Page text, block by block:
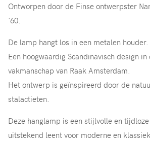
Ontworpen door de Finse ontwerpster
'60.
De lamp hangt los in een metalen houder.
Een hoogwaardig Scandinavisch design
vakmanschap van Raak Amsterdam.
Het ontwerp is geïnspireerd door de
stalactieten.
Deze hanglamp is een stijlvolle en
uitstekend leent voor moderne en